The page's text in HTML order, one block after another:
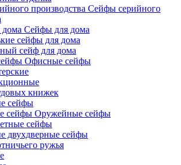
Сейфы серийного
Сейфы для дома
сейфы для дома
сейф для дома
Офисные сейфы
книжек
сейфы
Оружейные сейфы
сейфы
двухдверные сейфы
ружья